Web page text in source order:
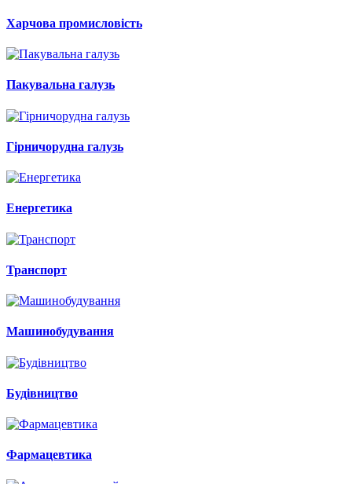
Харчова промисловість
Пакувальна галузь
Гірничорудна галузь
Енергетика
Транспорт
Машинобудування
Будівництво
Фармацевтика